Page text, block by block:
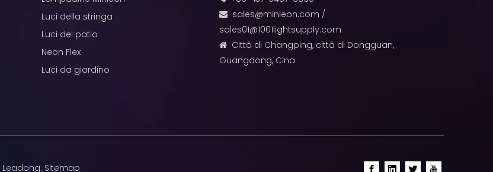
Luci della stringa
Luci del patio
Neon Flex
Luci da giardino
 sales@minleon.com /
sales01@1001lightsupply.com

Città di Changping, città di Dongguan,
Guangdong, Cina
Leadong. Sitemap